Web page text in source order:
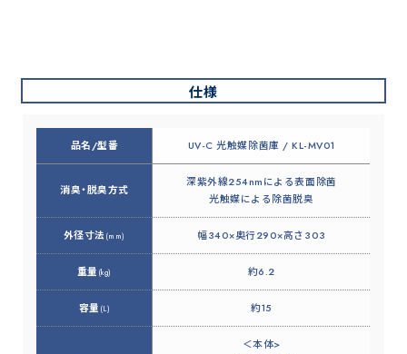
仕様
品名/型番 UV-C 光触媒除菌庫 / KL-MV01
消臭・脱臭方式
深紫外線254nmによる表面除菌
光触媒による除菌脱臭
外径寸法 (mm) 幅340×奥行290×高さ303
重量 (kg) 約6.2
容量 (L) 約15
＜本体>